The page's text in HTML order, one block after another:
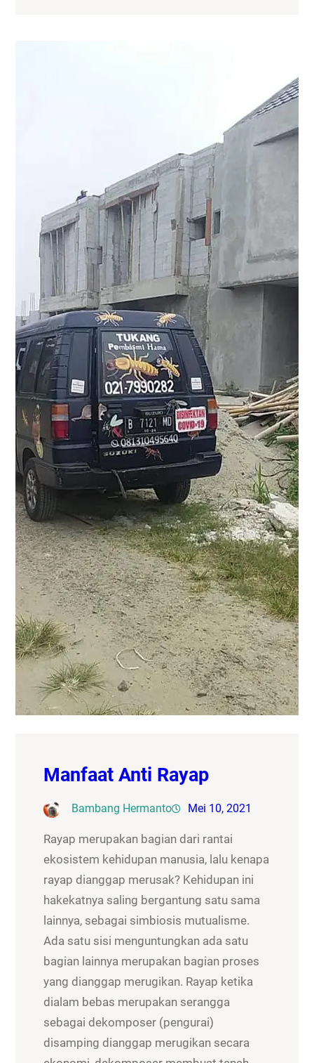
Manfaat Anti Rayap
Bambang Hermanto Mei 10, 2021
Rayap merupakan bagian dari rantai
ekosistem kehidupan manusia, lalu kenapa
rayap dianggap merusak? Kehidupan ini
hakekatnya saling bergantung satu sama
lainnya, sebagai simbiosis mutualisme.
Ada satu sisi menguntungkan ada satu
bagian lainnya merupakan bagian proses
yang dianggap merugikan. Rayap ketika
dialam bebas merupakan serangga
sebagai dekomposer (pengurai)
disamping dianggap merugikan secara